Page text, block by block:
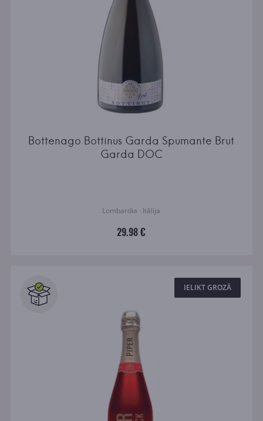
Bottenago Bottinus Garda Spumante Brut
Garda DOC
Lombardia · Itālija
29.98 €
IELIKT GROZĀ